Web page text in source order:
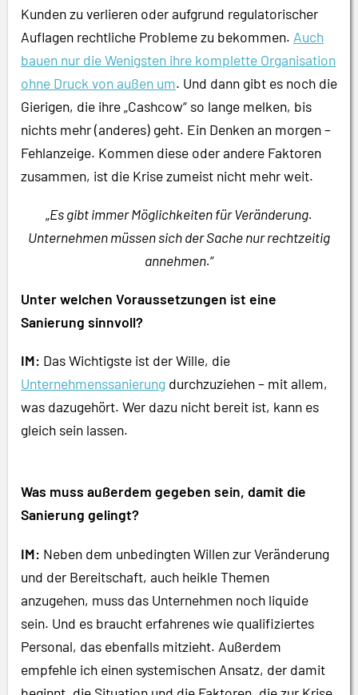
Kunden zu verlieren oder aufgrund regulatorischer
Auflagen rechtliche Probleme zu bekommen. Auch
bauen nur die Wenigsten ihre komplette Organisation
ohne Druck von außen um. Und dann gibt es noch die
Gierigen, die ihre „Cashcow“ so lange melken, bis
nichts mehr (anderes) geht. Ein Denken an morgen –
Fehlanzeige. Kommen diese oder andere Faktoren
zusammen, ist die Krise zumeist nicht mehr weit.
„Es gibt immer Möglichkeiten für Veränderung.
Unternehmen müssen sich der Sache nur rechtzeitig
annehmen.“
Unter welchen Voraussetzungen ist eine
Sanierung sinnvoll?
IM: Das Wichtigste ist der Wille, die
Unternehmenssanierung durchzuziehen – mit allem,
was dazugehört. Wer dazu nicht bereit ist, kann es
gleich sein lassen.
Was muss außerdem gegeben sein, damit die
Sanierung gelingt?
IM: Neben dem unbedingten Willen zur Veränderung
und der Bereitschaft, auch heikle Themen
anzugehen, muss das Unternehmen noch liquide
sein. Und es braucht erfahrenes wie qualifiziertes
Personal, das ebenfalls mitzieht. Außerdem
empfehle ich einen systemischen Ansatz, der damit